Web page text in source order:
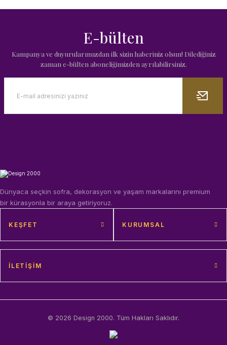
E-bülten
Kampanya ve duyurularımızdan ilk sizin haberiniz olsun! Dilediğiniz
zaman e-bülten aboneliğimizden ayrılabilirsiniz.
Dünyaca seçkin sofra, dekorasyon ve yaşam markalarını premium
bir kürasyonla bir araya getiriyoruz.
KEŞFET KURUMSAL
İLETIŞIM
© 2026 Design 2000. Tüm Hakları Saklıdır.